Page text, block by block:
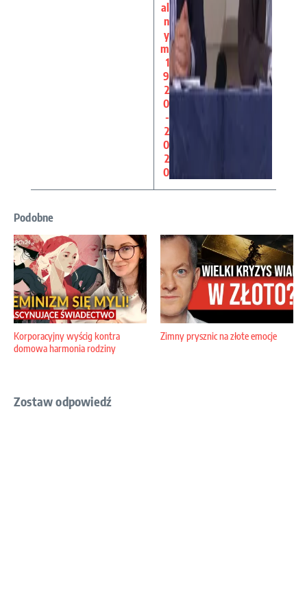
al
n
y
m
1
9
2
0
-
2
0
2
0
Podobne
Korporacyjny wyścig kontra
domowa harmonia rodziny
Zimny prysznic na złote emocje
Zostaw odpowiedź